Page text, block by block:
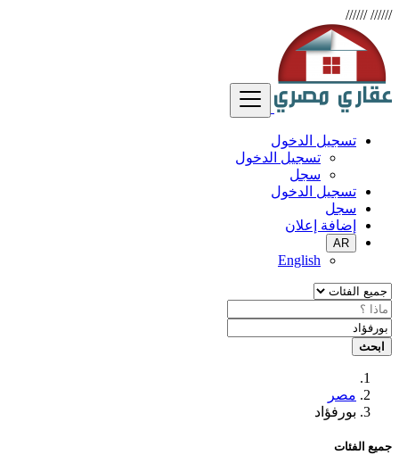
//////
//////
تسجيل الدخول
تسجيل الدخول
سجل
تسجيل الدخول
سجل
إضافة إعلان
AR
English
ابحث
مصر
بورفؤاد
جميع الفئات